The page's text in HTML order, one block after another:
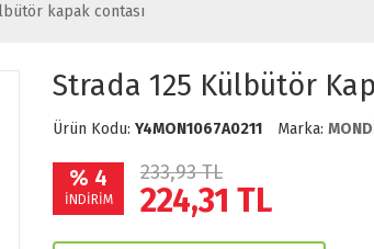
kapak contası
Strada 125 Külbütör
Ürün Kodu: Y4MON1067A0211 Marka:
% 4
İNDİRİM
233,93 TL
224,31 TL